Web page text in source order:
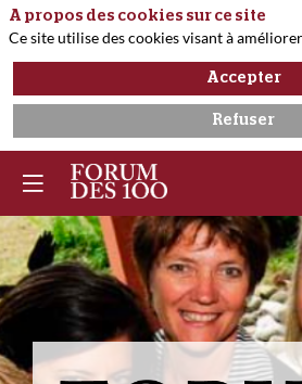
A propos des cookies sur ce site
Ce site utilise des cookies visant à
Accepter
Refuser